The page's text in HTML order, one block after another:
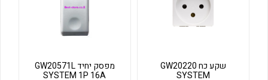
שקע כח GW20220
SYSTEM
מפסק יחיד GW20571L
SYSTEM 1P 16A